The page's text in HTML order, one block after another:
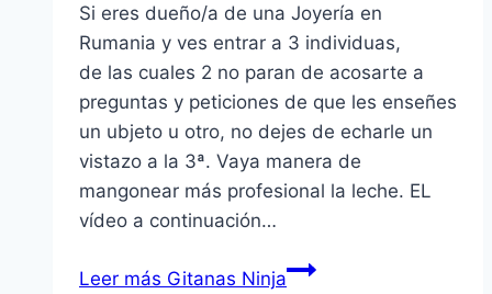
Si eres dueño/a de una Joyerí­a en
Rumania y ves entrar a 3 individuas,
de las cuales 2 no paran de acosarte a
preguntas y peticiones de que les enseñes
un ubjeto u otro, no dejes de echarle un
vistazo a la 3ª. Vaya manera de
mangonear más profesional la leche. EL
ví­deo a continuación…
Leer más Gitanas Ninja